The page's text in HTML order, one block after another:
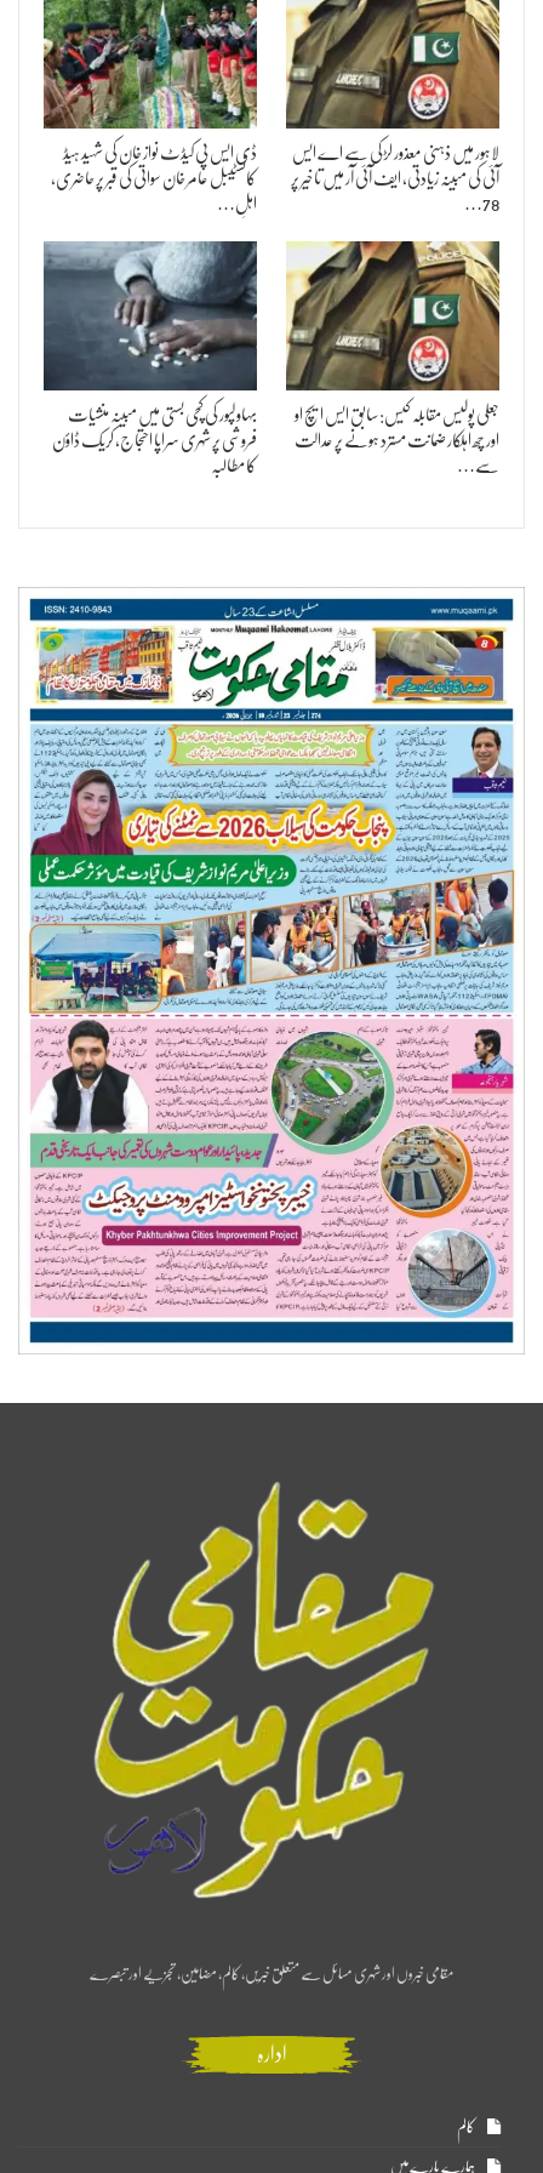
لاہور میں ذہنی معذور لڑکی سے اے ایس
آئی کی مبینہ زیادتی، ایف آئی آر میں تاخیر پر
78…
ڈی ایس پی کیڈٹ نواز خان کی شہید ہیڈ
کانسٹیبل عامر خان سواتی کی قبر پر حاضری،
اہلِ…
جعلی پولیس مقابلہ کیس: سابق ایس ایچ او
اور چھ اہلکار ضمانت مسترد ہونے پر عدالت
سے…
بہاولپور کی کچی بستی میں مبینہ منشیات
فروشی پر شہری سراپا احتجاج، کریک ڈاؤن
کا مطالبہ
مقامی خبروں اور شہری مسائل سے متعلق خبریں، کالم، مضامین، تجزیے اور تبصرے
ادارہ
کالم
ہمارے بارے میں